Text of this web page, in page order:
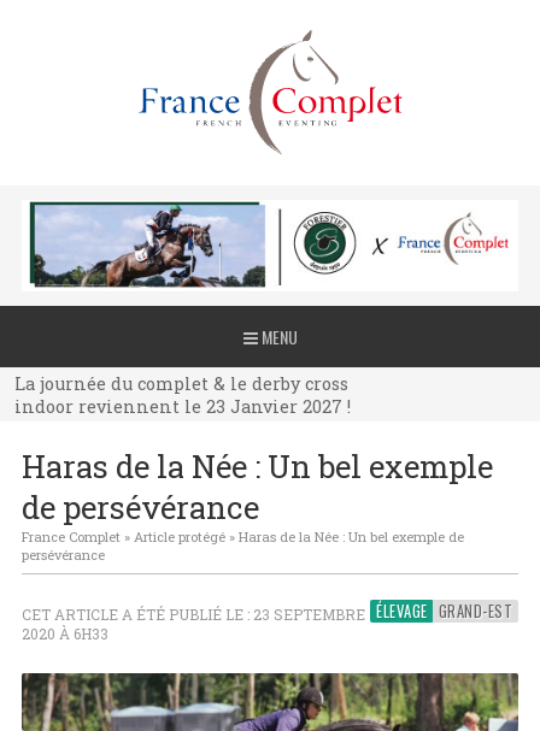
MENU
La journée du complet & le derby cross
indoor reviennent le 23 Janvier 2027 !
La journée du complet & le derby cross
indoor reviennent le 23 Janvier 2027 !
indoor reviennent le 23 Janvier 2027 !
Haras de la Née : Un bel exemple
de persévérance
France Complet» Article protégé» Haras de la Née : Un bel exemple de
persévérance
ÉLEVAGE GRAND-EST
CET ARTICLE A ÉTÉ PUBLIÉ LE : 23 SEPTEMBRE
2020 À 6H33